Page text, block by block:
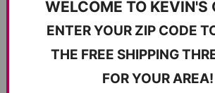
신선함부터 맛까지, 한입에 남해의 바다를
Each bite offers a plump and satisfying
WELCOME TO KEVIN'S
ENTER YOUR ZIP CODE
THE FREE SHIPPING
FOR YOUR AREA!